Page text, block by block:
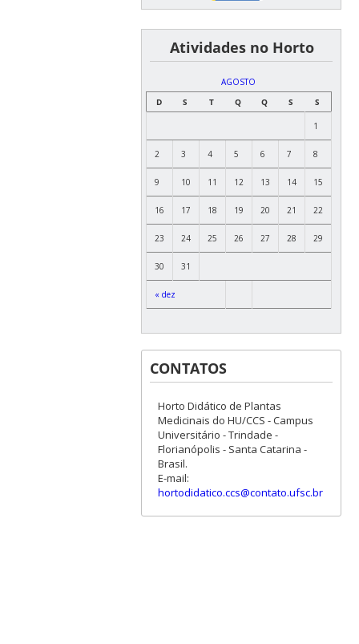
͏ ͏ ͏ ͏ ͏ ͏Atividades no Horto
AGOSTO
D
S T Q Q S S
« dez
1
2 3 4 5 6 7 8
9 10 11 12 13 14 15
16 17 18 19 20 21 22
23 24 25 26 27 28 29
30 31
CONTATOS
Horto Didático de Plantas
Medicinais do HU/CCS - Campus
Universitário - Trindade -
Florianópolis - Santa Catarina -
Brasil.
E-mail:
hortodidatico.ccs@contato.ufsc.br